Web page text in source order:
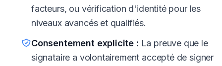
facteurs, ou vérification d'identité pour les
niveaux avancés et qualifiés.
Consentement explicite : La preuve que le
signataire a volontairement accepté de signer